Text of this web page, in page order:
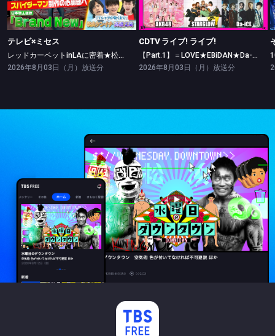
レッドカーペットinLAに密着★松山ケンイチ・高橋文哉ツッパリ勝負！
テレビ×ミセス
レッドカーペットinLAに密着★松山ケンイチ・高橋文哉ツッパリ勝負！
2026年8月03日（月）放送分
【Part.1】＝LOVE★EBiDAN★Da-iCE★ILLIT★AKB48
CDTV ライブ! ライブ!
【Part.1】＝LOVE★EBiDAN★Da-iCE★ILLIT★AKB48
2026年8月03日（月）放送分